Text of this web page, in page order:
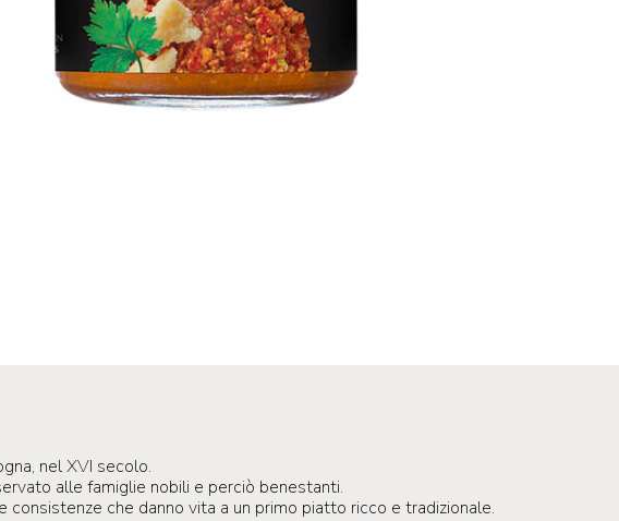
nel XVI secolo.
alle famiglie nobili e perciò benestanti.
che danno vita a un primo piatto ricco e tradizionale.